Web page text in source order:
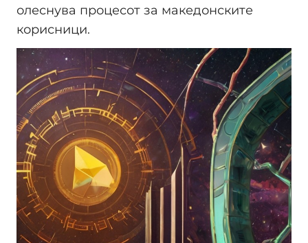
олеснува процесот за македонските
корисници.